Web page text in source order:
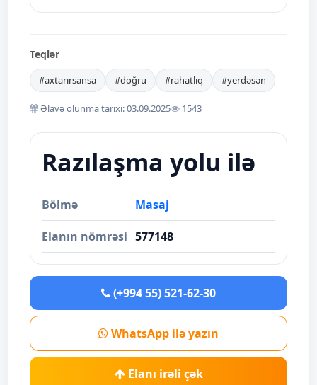
Teqlər
#axtarırsansa #doğru #rahatlıq #yerdəsən
Əlavə olunma tarixi: 03.09.2025 1543
Razılaşma yolu ilə
Bölmə Masaj
Elanın nömrəsi 577148
(+994 55) 521-62-30
WhatsApp ilə yazın
Elanı irəli çək